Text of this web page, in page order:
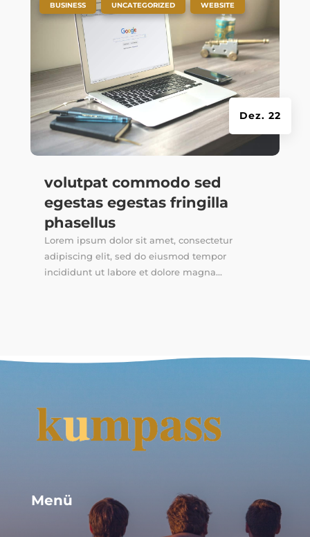
volutpat commodo sed
egestas egestas fringilla
phasellus
Dez. 22
BUSINESS UNCATEGORIZED WEBSITE
Lorem ipsum dolor sit amet, consectetur
adipiscing elit, sed do eiusmod tempor
incididunt ut labore et dolore magna...
Menü